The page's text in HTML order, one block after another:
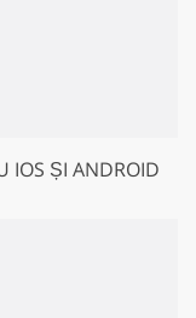
IOS ȘI ANDROID